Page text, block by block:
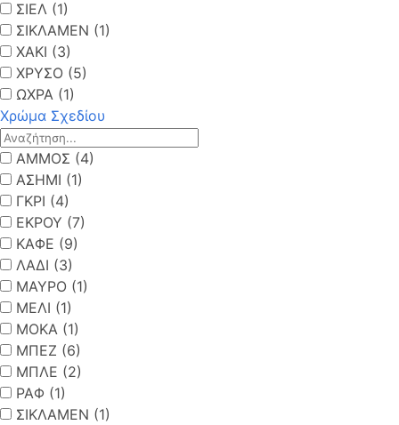
ΣΙΕΛ (1)
ΣΙΚΛΑΜΕΝ (1)
ΧΑΚΙ (3)
ΧΡΥΣΟ (5)
ΩΧΡΑ (1)
Χρώμα Σχεδίου
ΑΜΜΟΣ (4)
ΑΣΗΜΙ (1)
ΓΚΡΙ (4)
ΕΚΡΟΥ (7)
ΚΑΦΕ (9)
ΛΑΔΙ (3)
ΜΑΥΡΟ (1)
ΜΕΛΙ (1)
ΜΟΚΑ (1)
ΜΠΕΖ (6)
ΜΠΛΕ (2)
ΡΑΦ (1)
ΣΙΚΛΑΜΕΝ (1)